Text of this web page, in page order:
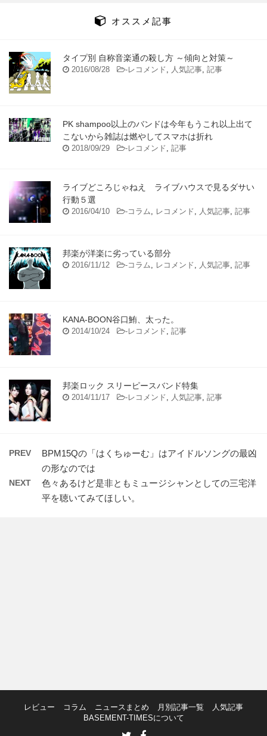
オススメ記事
タイプ別 自称音楽通の殺し方 ～傾向と対策～
2016/08/28 -レコメンド, 人気記事, 記事
PK shampoo以上のバンドは今年もうこれ以上出て
こないから雑誌は燃やしてスマホは折れ
2018/09/29 -レコメンド, 記事
ライブどころじゃねえ ライブハウスで見るダサい
行動５選
2016/04/10 -コラム, レコメンド, 人気記事, 記事
邦楽が洋楽に劣っている部分
2016/11/12 -コラム, レコメンド, 人気記事, 記事
KANA-BOON谷口鮪、太った。
2014/10/24 -レコメンド, 記事
邦楽ロック スリーピースバンド特集
2014/11/17 -レコメンド, 人気記事, 記事
PREV
BPM15Qの「はくちゅーむ」はアイドルソングの最凶
の形なのでは
NEXT
色々あるけど是非ともミュージシャンとしての三宅洋
平を聴いてみてほしい。
レビュー コラム ニュースまとめ 月別記事一覧
人気記事
BASEMENT-TIMESについて